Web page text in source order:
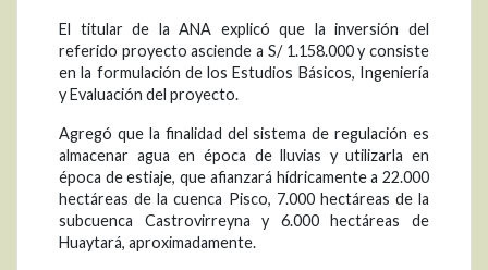
El titular de la ANA explicó que la inversión del
referido proyecto asciende a S/ 1.158.000 y consiste
en la formulación de los Estudios Básicos, Ingeniería
y Evaluación del proyecto.
Agregó que la finalidad del sistema de regulación es
almacenar agua en época de lluvias y utilizarla en
época de estiaje, que afianzará hídricamente a 22.000
hectáreas de la cuenca Pisco, 7.000 hectáreas de la
subcuenca Castrovirreyna y 6.000 hectáreas de
Huaytará, aproximadamente.